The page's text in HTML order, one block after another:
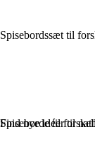
Spisebordssæt til
Spiseborde til
Find nye idéer til